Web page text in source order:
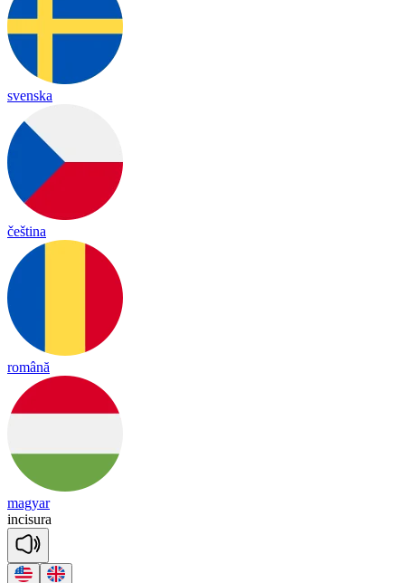
svenska
čeština
română
magyar
incisura